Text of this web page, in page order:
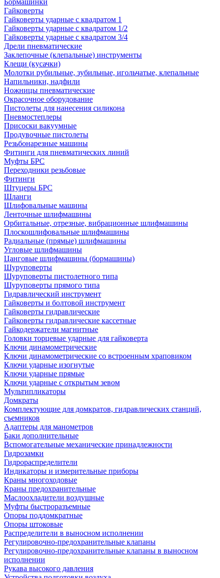
Бормашинки
Гайковерты
Гайковерты ударные с квадратом 1
Гайковерты ударные с квадратом 1/2
Гайковерты ударные с квадратом 3/4
Дрели пневматические
Заклепочные (клепальные) инструменты
Клещи (кусачки)
Молотки рубильные, зубильные, игольчатые, клепальные
Напильники, надфили
Ножницы пневматические
Окрасочное оборудование
Пистолеты для нанесения силикона
Пневмостеплеры
Присоски вакуумные
Продувочные пистолеты
Резьбонарезные машины
Фитинги для пневматических линий
Муфты БРС
Переходники резьбовые
Фитинги
Штуцеры БРС
Шланги
Шлифовальные машины
Ленточные шлифмашины
Орбитальные, отрезные, вибрационные шлифмашины
Плоскошлифовальные шлифмашины
Радиальные (прямые) шлифмашины
Угловые шлифмашины
Цанговые шлифмашины (бормашины)
Шуруповерты
Шуруповерты пистолетного типа
Шуруповерты прямого типа
Гидравлический инструмент
Гайковерты и болтовой инструмент
Гайковерты гидравлические
Гайковерты гидравлические кассетные
Гайкодержатели магнитные
Головки торцевые ударные для гайковерта
Ключи динамометрические
Ключи динамометрические со встроенным храповиком
Ключи ударные изогнутые
Ключи ударные прямые
Ключи ударные с открытым зевом
Мультипликаторы
Домкраты
Комплектующие для домкратов, гидравлических станций,
съемников
Адаптеры для манометров
Баки дополнительные
Вспомогательные механические принадлежности
Гидрозамки
Гидрораспределители
Индикаторы и измерительные приборы
Краны многоходовые
Краны предохранительные
Маслоохладители воздушные
Муфты быстроразъемные
Опоры поддомкратные
Опоры штоковые
Распределители в выносном исполнении
Регулировочно-предохранительные клапаны
Регулировочно-предохранительные клапаны в выносном
исполнении
Рукава высокого давления